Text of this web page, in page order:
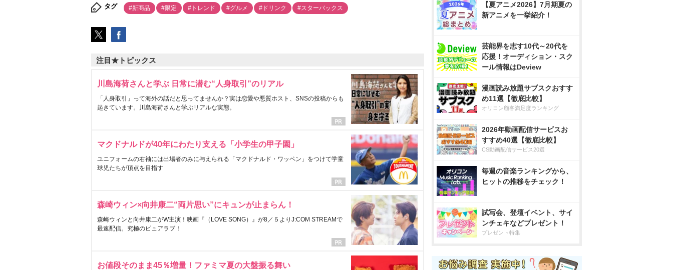
タグ #新商品 #限定 #トレンド #グルメ #ドリンク #スターバックス
注目★トピックス
川島海荷さんと学ぶ 日常に潜む“人身取引”のリアル
「人身取引」って海外の話だと思ってませんか？実は恋愛や悪質ホスト、SNSの投稿からも
起きています。川島海荷さんと学ぶリアルな実態。
マクドナルドが40年にわたり支える「小学生の甲子園」
ユニフォームの右袖には出場者のみに与えられる「マクドナルド・ワッペン」をつけて学童
球児たちが頂点を目指す
森崎ウィン×向井康二“両片思い”にキュンが止まらん！
森崎ウィンと向井康二がW主演！映画『（LOVE SONG）』が8／５よりJ:COM STREAMで
最速配信。究極のピュアラブ！
お値段そのまま45％増量！ファミマ夏の大盤振る舞い
【夏アニメ2026】7月期夏の
新アニメを一挙紹介！
芸能界を志す10代～20代を
応援！オーディション・スク
ール情報はDeview
漫画読み放題サブスクおすす
め11選【徹底比較】
オリコン顧客満足度ランキング
2026年動画配信サービスお
すすめ40選【徹底比較】
CS動画配信サービス20選
毎週の音楽ランキングから、
ヒットの推移をチェック！
試写会、登壇イベント、サイ
ンチェキなどプレゼント！
プレゼント特集